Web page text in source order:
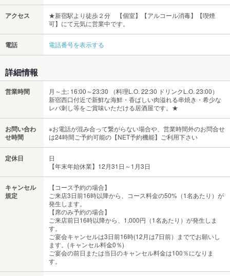
アクセス
★新宿駅より徒歩２分 【個室】【アルコール消毒】【喫煙
可】にて元気に営業中です。
電話 電話番号を表示する
詳細情報
営業時間
月～土: 16:00～23:30 （料理L.O. 22:30 ドリンクL.O. 23:00）
新宿西口付近で新鮮な海鮮・香ばしい肉溢れる串焼き・希少な
レバ刺し等をご賞味いただける居酒屋です。★
お問い合わ
せ時間
※お電話が混み合って繋がらない場合や、営業時間外のお問合せ
は24時間ご予約可能の【NET予約機能】ご利用下さい
定休日
日
【年末年始休業】12月31日～1月3日
キャンセル
規定
【コース予約の場合】
ご来店3日前16時以降から、コース料金の50%（1名あたり）が
発生します。
【席のみ予約の場合】
ご来店前日16時以降から、1,000円（1名あたり）が発生しま
す。
ご宴会キャンセルは3日前16時(12月は7日前）まででお願いし
ます。(キャンセル料金0％)
ご宴会の前日または当日のキャンセル料金は100％になりま
す。